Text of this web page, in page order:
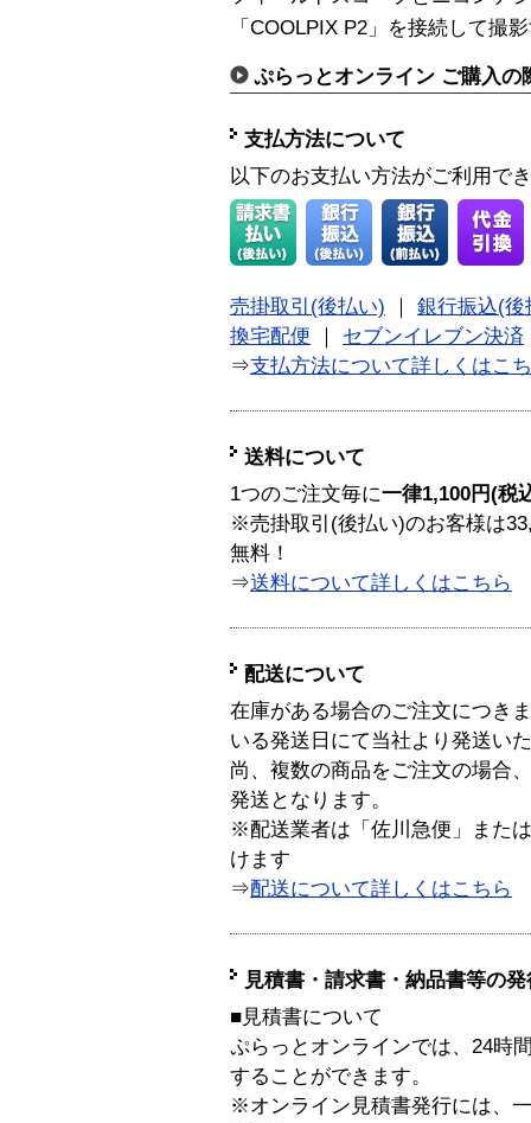
「COOLPIX P2」を接続して撮
ぷらっとオンライン ご購入の
支払方法について
以下のお支払い方法がご利用で
売掛取引(後払い)
銀行振込(後
換宅配便
セブンイレブン決済
⇒支払方法について詳しくはこ
送料について
1つのご注文毎に一律1,100円(税
※売掛取引(後払い)のお客様は
無料！
⇒送料について詳しくはこちら
配送について
在庫がある場合のご注文につき
いる発送日にて当社より発送い
尚、複数の商品をご注文の場合
発送となります。
※配送業者は「佐川急便」また
けます
⇒配送について詳しくはこちら
見積書・請求書・納品書等の
■見積書について
ぷらっとオンラインでは、24時
することができます。
※オンライン見積書発行には、